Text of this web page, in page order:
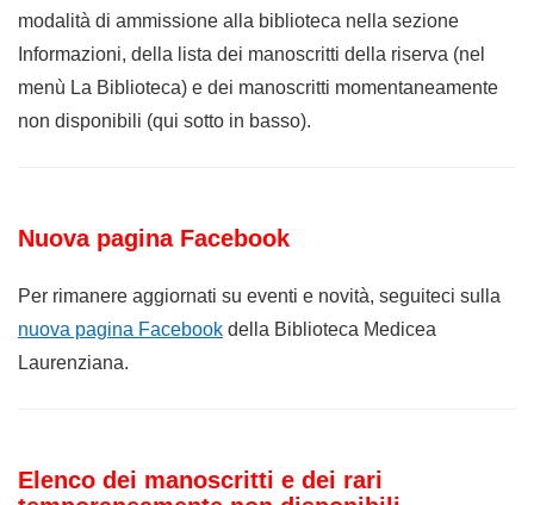
modalità di ammissione alla biblioteca nella sezione
Informazioni, della lista dei manoscritti della riserva (nel
menù La Biblioteca) e dei manoscritti momentaneamente
non disponibili (qui sotto in basso).
Nuova pagina Facebook
Per rimanere aggiornati su eventi e novità, seguiteci sulla
nuova pagina Facebook della Biblioteca Medicea
Laurenziana.
Elenco dei manoscritti e dei rari